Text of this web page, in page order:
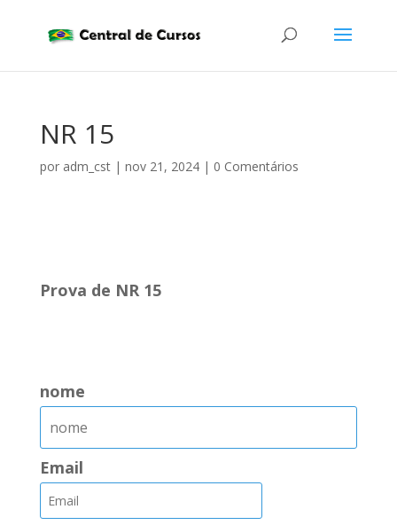
NR 15
por adm_cst| nov 21, 2024| 0 Comentários
Prova de NR 15
nome
Email